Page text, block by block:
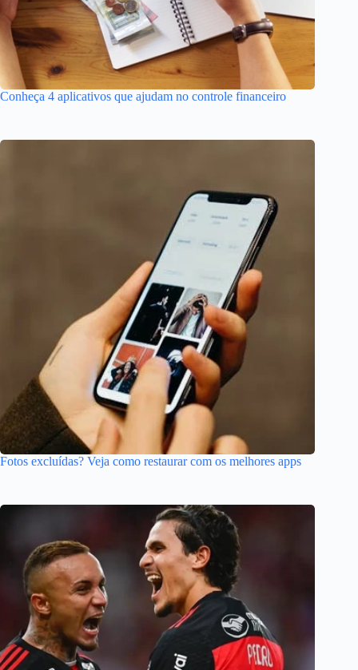
Conheça 4 aplicativos que ajudam no controle financeiro
Fotos excluídas? Veja como restaurar com os melhores apps